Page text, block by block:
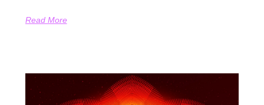
Read More